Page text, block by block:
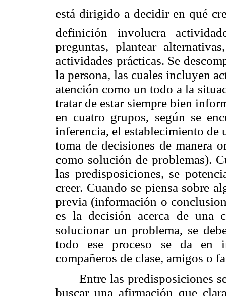
está dirigido a decidir en qué
definición involucra
preguntas, plantear
actividades prácticas. Se
la persona, las cuales incluyen
atención como un todo a la
tratar de estar siempre bien
en cuatro grupos, según se
inferencia, el establecimiento de
toma de decisiones de manera
como solución de problemas).
las predisposiciones, se
creer. Cuando se piensa sobre
previa (información o
es la decisión acerca de una
solucionar un problema, se
todo ese proceso se da en
compañeros de clase, amigos o
Entre las predisposiciones
buscar una afirmación que